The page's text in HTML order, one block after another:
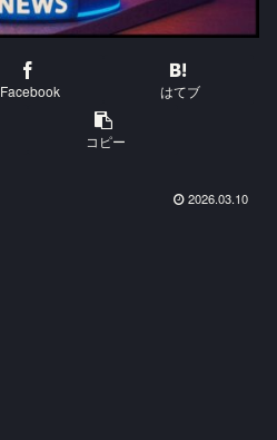
Facebook はてブ
コピー
2026.03.10